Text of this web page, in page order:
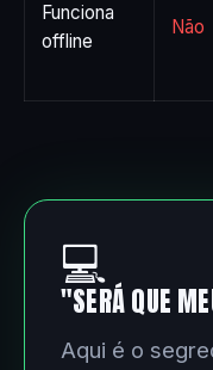
Funciona
offline
Não
💻
"SERÁ QUE
Aqui é o